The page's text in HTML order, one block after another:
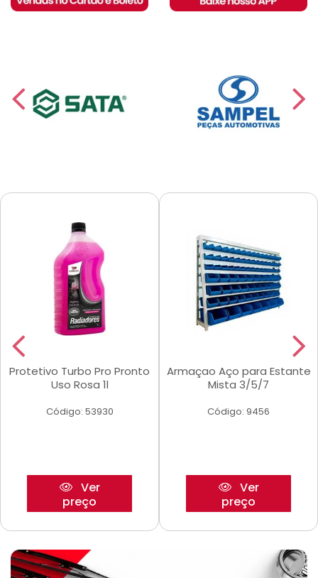
Protetivo Turbo Pro Pronto
Uso Rosa 1l
Código: 53930
Ver
preço
Armaçao Aço para Estante
Mista 3/5/7
Código: 9456
Ver
preço